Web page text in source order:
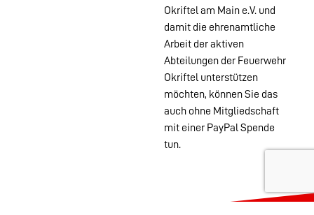
Okriftel am Main e.V. und
damit die ehrenamtliche
Arbeit der aktiven
Abteilungen der Feuerwehr
Okriftel unterstützen
möchten, können Sie das
auch ohne Mitgliedschaft
mit einer PayPal Spende
tun.